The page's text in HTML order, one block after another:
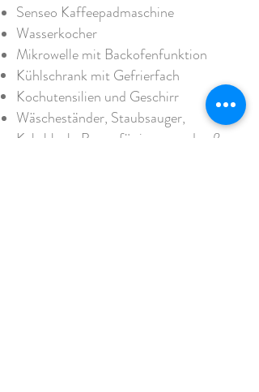
Senseo Kaffeepadmaschine
Wasserkocher
Mikrowelle mit Backofenfunktion
Kühlschrank mit Gefrierfach
Kochutensilien und Geschirr
Wäscheständer, Staubsauger,
Kehrblech, Besen
für innen und außen